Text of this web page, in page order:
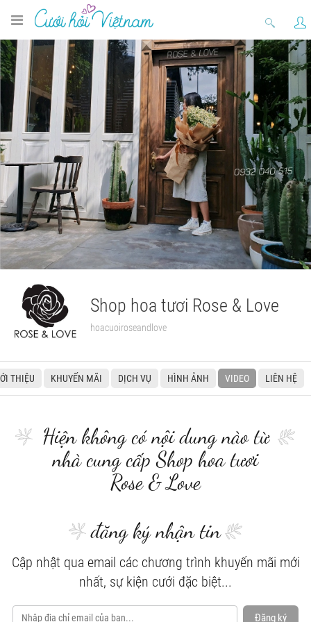
Shop hoa tươi Rose & Love
hoacuoiroseandlove
THIỆU KHUYẾN MÃI DỊCH VỤ HÌNH ẢNH VIDEO LIÊN HỆ
Hiện không có nội dung nào từ
nhà cung cấp Shop hoa tươi
Rose & Love
đăng ký nhận tin
Cập nhật qua email các chương trình khuyến mãi mới
nhất, sự kiện cưới đặc biệt...
Đăng ký